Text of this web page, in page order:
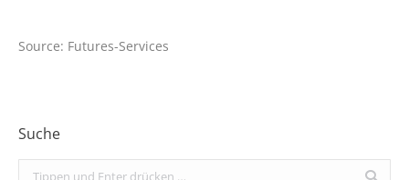
Source: Futures-Services
Suche
Search: